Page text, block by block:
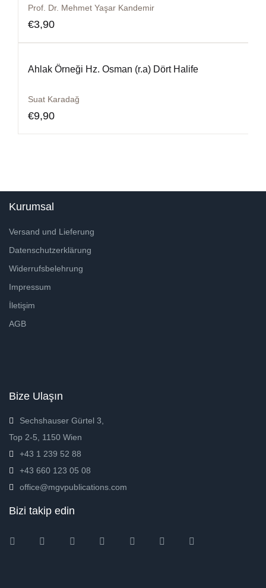
Prof. Dr. Mehmet Yaşar Kandemir
€3,90
Ahlak Örneği Hz. Osman (r.a) Dört Halife
Suat Karadağ
€9,90
Kurumsal
Versand und Lieferung
Datenschutzerklärung
Widerrufsbelehrung
Impressum
İletişim
AGB
Bize Ulaşın
Sechshauser Gürtel 3,
Top 2-5, 1150 Wien
+43 1 239 52 88
+43 660 123 05 08
office@mgvpublications.com
Bizi takip edin
InstagramFacebookTwitter Amazon Pinterest